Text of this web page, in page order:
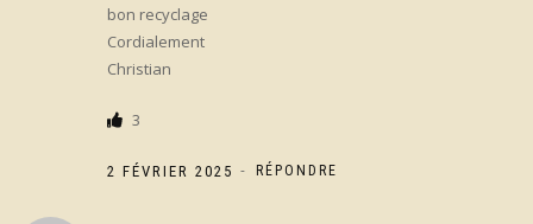
bon recyclage
Cordialement
Christian
3
2 FÉVRIER 2025 - RÉPONDRE